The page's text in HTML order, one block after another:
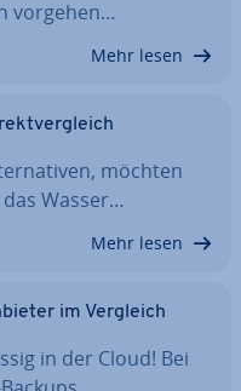
vorgehen…
Mehr lesen
möchten
Wasser…
Mehr lesen
im Vergleich
in der Cloud! Bei